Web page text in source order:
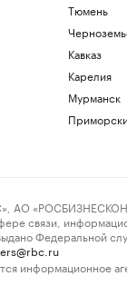
Тюмень
Кавказ
Карелия
Мурманск
связи,
Федеральной
информационное